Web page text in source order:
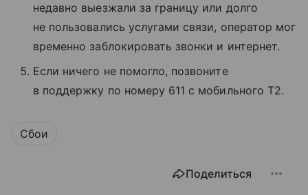
недавно выезжали за границу или долго
не пользовались услугами связи, оператор мог
временно заблокировать звонки и интернет.
Если ничего не помогло, позвоните
в поддержку по номеру 611 с мобильного T2.
Сбои
Поделиться